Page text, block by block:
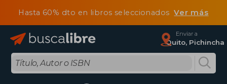
Hasta 60% dto en libros seleccionadosVer más
Enviar a
Quito, Pichincha